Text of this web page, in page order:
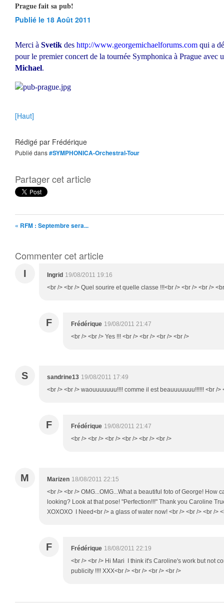
Prague fait sa pub!
Publié le 18 Août 2011
Merci à Svetik des http://www.georgemichaelforums.com qui a
pour le premier concert de la tournée Symphonica à Prague avec
Michael.
[Haut]
Rédigé par Frédérique
Publié dans#SYMPHONICA-Orchestral-Tour
Partager cet article
« RFM : Septembre sera...
Commenter cet article
I Ingrid 19/08/2011 19:16
<br /> <br /> Quel sourire et quelle classe !!!<br /> <br /> <br />
F Frédérique 19/08/2011 21:47
<br /> <br /> Yes !!! <br /> <br /> <br /> <br />
S sandrine13 19/08/2011 17:49
<br /> <br /> waouuuuuuu!!!! comme il est beauuuuuuu!!!!!! <br />
F Frédérique 19/08/2011 21:47
<br /> <br /> <br /> <br /> <br /> <br />
M Marizen 18/08/2011 22:15
<br /> <br /> OMG...OMG...What a beautiful foto of George! How
looking? Look at that pose! "Perfection!!!" Thank you Caroline
XOXOXO I Need<br /> a glass of water now! <br /> <br /> <br />
F Frédérique 18/08/2011 22:19
<br /> <br /> Hi Mari I think it's Caroline's work but not
publicity !!!! XXX<br /> <br /> <br /> <br />